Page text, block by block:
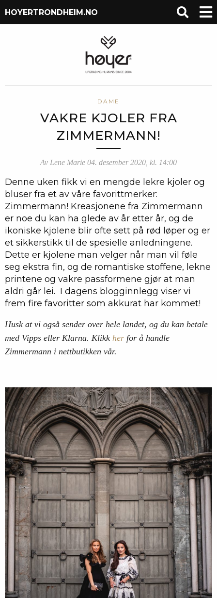
HOYERTRONDHEIM.NO
DAME
VAKRE KJOLER FRA
ZIMMERMANN!
Av Lene Marie 04. desember 2020, kl. 14:00
Denne uken fikk vi en mengde lekre kjoler og
bluser fra et av våre favorittmerker:
Zimmermann! Kreasjonene fra Zimmermann
er noe du kan ha glede av år etter år, og de
ikoniske kjolene blir ofte sett på rød løper og er
et sikkerstikk til de spesielle anledningene.
Dette er kjolene man velger når man vil føle
seg ekstra fin, og de romantiske stoffene, lekne
printene og vakre passformene gjør at man
aldri går lei. I dagens blogginnlegg viser vi
frem fire favoritter som akkurat har kommet!
Husk at vi også sender over hele landet, og du kan betale
med Vipps eller Klarna. Klikk her for å handle
Zimmermann i nettbutikken vår.